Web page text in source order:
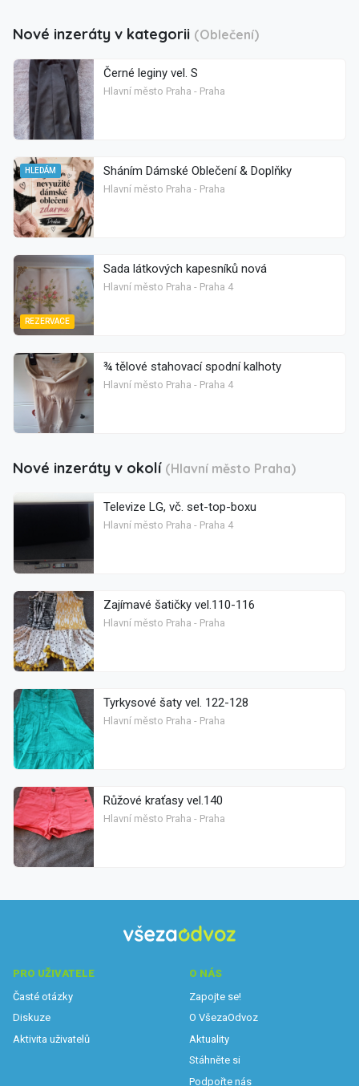
Nové inzeráty v kategorii (Oblečení)
Černé leginy vel. S
Hlavní město Praha - Praha
HLEDÁM Sháním Dámské Oblečení & Doplňky
Hlavní město Praha - Praha
REZERVACE
Sada látkových kapesníků nová
Hlavní město Praha - Praha 4
¾ tělové stahovací spodní kalhoty
Hlavní město Praha - Praha 4
Nové inzeráty v okolí (Hlavní město Praha)
Televize LG, vč. set-top-boxu
Hlavní město Praha - Praha 4
Zajímavé šatičky vel.110-116
Hlavní město Praha - Praha
Tyrkysové šaty vel. 122-128
Hlavní město Praha - Praha
Růžové kraťasy vel.140
Hlavní město Praha - Praha
PRO UŽIVATELE
Časté otázky
Diskuze
Aktivita uživatelů
O NÁS
Zapojte se!
O VšezaOdvoz
Aktuality
Stáhněte si
Podpořte nás